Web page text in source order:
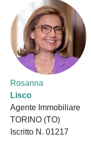
Rosanna
Lisco
Agente Immobiliare
TORINO (TO)
Iscritto N. 01217